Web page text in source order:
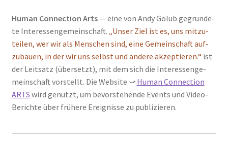
Human Con­nec­tion Arts— eine von Andy Golub gegrün­de­
te Inter­es­sen­ge­mein­schaft. „Unser Ziel ist es, uns mit­zu­
tei­len, wer wir als Men­schen sind, eine Gemein­schaft auf­
zu­bau­en, in der wir uns selbst und ande­re akzep­tie­ren.“ ist
der Leit­satz (über­setzt), mit dem sich die Inter­es­sen­ge­
mein­schaft vor­stellt. Die Web­site ⤻ Human Con­nec­tion
ARTS wird genutzt, um bevor­ste­hen­de Events und Video-
Berich­te über frü­he­re Ereig­nis­se zu publi­zie­ren.